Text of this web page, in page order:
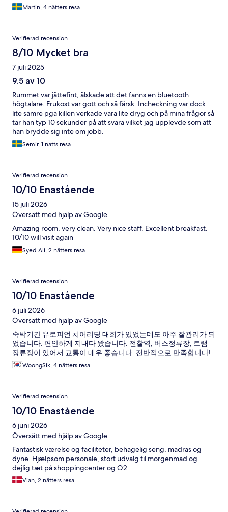
Martin, 4 nätters resa
Verifierad recension
8/10 Mycket bra
7 juli 2025
9.5 av 10
Rummet var jättefint, älskade att det fanns en bluetooth
högtalare. Frukost var gott och så färsk. Incheckning var dock
lite sämre pga killen verkade vara lite dryg och på mina frågor så
tar han typ 10 sekunder på att svara vilket jag upplevde som att
han brydde sig inte om jobb.
Semir, 1 natts resa
Verifierad recension
10/10 Enastående
15 juli 2026
Översätt med hjälp av Google
Amazing room, very clean. Very nice staff. Excellent breakfast.
10/10 will visit again
Syed Ali, 2 nätters resa
Verifierad recension
10/10 Enastående
6 juli 2026
Översätt med hjälp av Google
숙박기간 유로피언 치어리딩 대회가 있었는데도 아주 잘관리가 되
었습니다. 편안하게 지내다 왔습니다. 전찰역, 버스정류장, 트램
장류장이 있어서 교통이 매우 좋습니다. 전반적으로 만족합니다!
WoongSik, 4 nätters resa
Verifierad recension
10/10 Enastående
6 juni 2026
Översätt med hjälp av Google
Fantastisk værelse og faciliteter, behagelig seng, madras og
dyne. Hjælpsom personale, stort udvalg til morgenmad og
dejlig tæt på shoppingcenter og O2.
Vian, 2 nätters resa